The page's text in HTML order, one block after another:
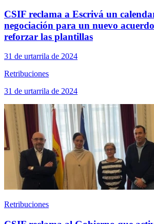
CSIF reclama a Escrivá un
negociación para un nuevo
reforzar las plantillas
31 de urtarrila de 2024
Retribuciones
31 de urtarrila de 2024
Retribuciones